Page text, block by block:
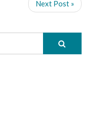
Next Post »